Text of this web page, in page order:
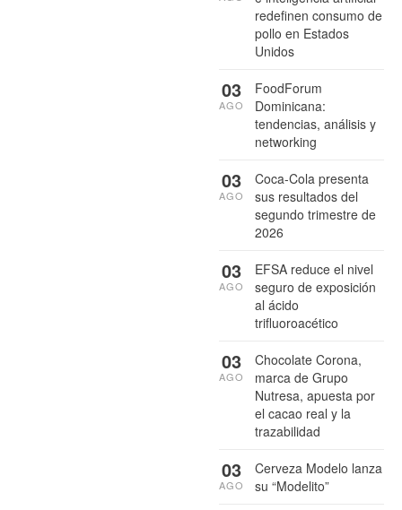
redefinen consumo de
pollo en Estados
Unidos
FoodForum
Dominicana:
tendencias, análisis y
networking
03
AGO
Coca-Cola presenta
sus resultados del
segundo trimestre de
2026
03
AGO
EFSA reduce el nivel
seguro de exposición
al ácido
trifluoroacético
03
AGO
Chocolate Corona,
marca de Grupo
Nutresa, apuesta por
el cacao real y la
trazabilidad
03
AGO
Cerveza Modelo lanza
su “Modelito”
03
AGO